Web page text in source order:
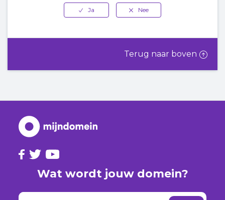
Terug naar boven
Wat wordt jouw domein?